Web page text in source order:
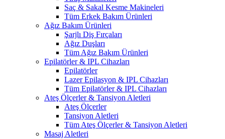
Saç & Sakal Kesme Makineleri
Tüm Erkek Bakım Ürünleri
Ağız Bakım Ürünleri
Şarjlı Diş Fırçaları
Ağız Duşları
Tüm Ağız Bakım Ürünleri
Epilatörler & IPL Cihazları
Epilatörler
Lazer Epilasyon & IPL Cihazları
Tüm Epilatörler & IPL Cihazları
Ateş Ölçerler & Tansiyon Aletleri
Ateş Ölçerler
Tansiyon Aletleri
Tüm Ateş Ölçerler & Tansiyon Aletleri
Masaj Aletleri